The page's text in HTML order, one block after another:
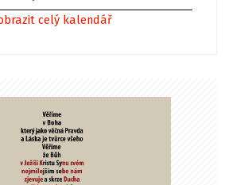
celý kalendář